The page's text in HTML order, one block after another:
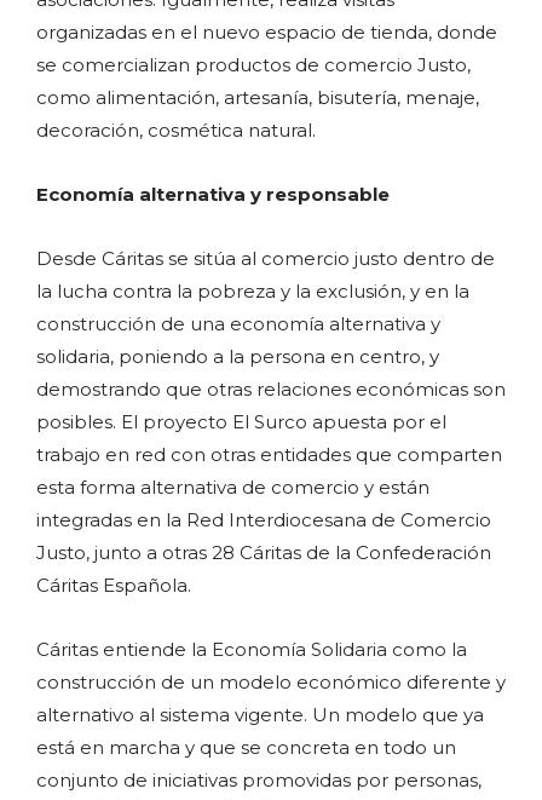
organizadas en el nuevo espacio de tienda, donde
se comercializan productos de comercio Justo,
como alimentación, artesanía, bisutería, menaje,
decoración, cosmética natural.
Economía alternativa y responsable
Desde Cáritas se sitúa al comercio justo dentro de
la lucha contra la pobreza y la exclusión, y en la
construcción de una economía alternativa y
solidaria, poniendo a la persona en centro, y
demostrando que otras relaciones económicas son
posibles. El proyecto El Surco apuesta por el
trabajo en red con otras entidades que comparten
esta forma alternativa de comercio y están
integradas en la Red Interdiocesana de Comercio
Justo, junto a otras 28 Cáritas de la Confederación
Cáritas Española.
Cáritas entiende la Economía Solidaria como la
construcción de un modelo económico diferente y
alternativo al sistema vigente. Un modelo que ya
está en marcha y que se concreta en todo un
conjunto de iniciativas promovidas por personas,